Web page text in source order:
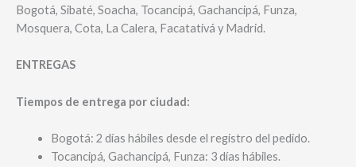
Bogotá, Sibaté, Soacha, Tocancipá, Gachancipá, Funza,
Mosquera, Cota, La Calera, Facatativá y Madrid.
ENTREGAS
Tiempos de entrega por ciudad:
Bogotá: 2 días hábiles desde el registro del pedido.
Tocancipá, Gachancipá, Funza: 3 días hábiles.